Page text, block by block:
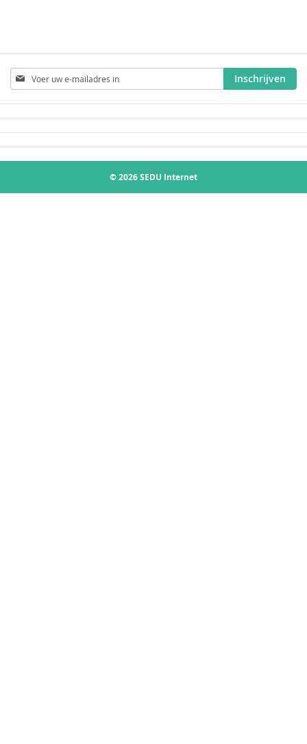
Abonneer
u
op
onze
Inschrijven
© 2026 SEDU Internet